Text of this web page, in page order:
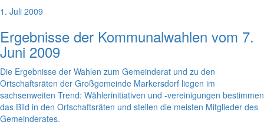
1. Juli 2009
Ergebnisse der Kommunalwahlen vom 7.
Juni 2009
Die Ergebnisse der Wahlen zum Gemeinderat und zu den
Ortschaftsräten der Großgemeinde Markersdorf liegen im
sachsenweiten Trend: Wählerinitiativen und -vereinigungen bestimmen
das Bild in den Ortschaftsräten und stellen die meisten Mitglieder des
Gemeinderates.